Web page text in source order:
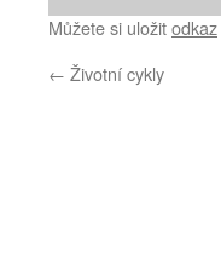
Můžete si uložitodkaz
← Životní cykly